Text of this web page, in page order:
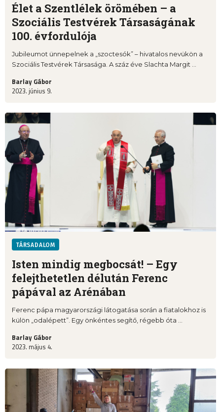
Élet a Szentlélek örömében – a
Szociális Testvérek Társaságának
100. évfordulója
Jubileumot ünnepelnek a „szoctesók” – hivatalos nevükön a
Szociális Testvérek Társasága. A száz éve Slachta Margit ...
Barlay Gábor
2023. június 9.
TÁRSADALOM
Isten mindig megbocsát! – Egy
felejthetetlen délután Ferenc
pápával az Arénában
Ferenc pápa magyarországi látogatása során a fiatalokhoz is
külön „odalépett”. Egy önkéntes segítő, régebb óta ...
Barlay Gábor
2023. május 4.